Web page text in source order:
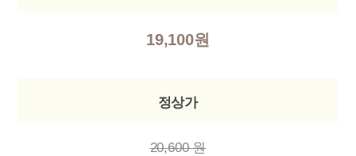
19,100원
정상가
20,600 원